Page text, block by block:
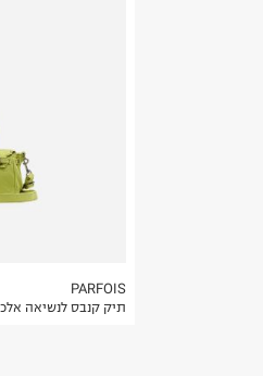
3. מוצרי טיפוח
אין לייבש במכונת
בית פוקס-רח'
קריית שדה התעופה
PARFOIS
תיק קנבס לנשיאה